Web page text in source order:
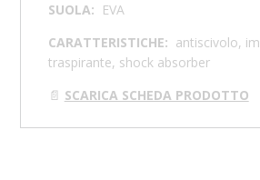
SUOLA: EVA
CARATTERISTICHE: antiscivolo,
traspirante, shock absorber
📄 SCARICA SCHEDA PRODOTTO